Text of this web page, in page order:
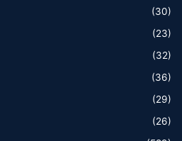
(30)
(23)
(32)
(36)
(29)
(26)